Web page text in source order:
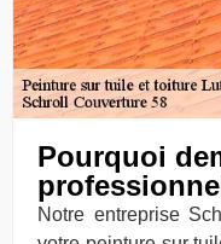
Pourquoi
Notre entreprise